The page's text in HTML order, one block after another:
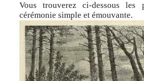
Vous trouverez ci-dessous les
cérémonie simple et émouvante.